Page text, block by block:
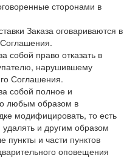
сторонами в
Заказа оговариваются в
собой право отказать в
нарушившему
Соглашения.
собой полное и
любым образом в
модифицировать, то есть
и другим образом
пункты и части пунктов
оповещения